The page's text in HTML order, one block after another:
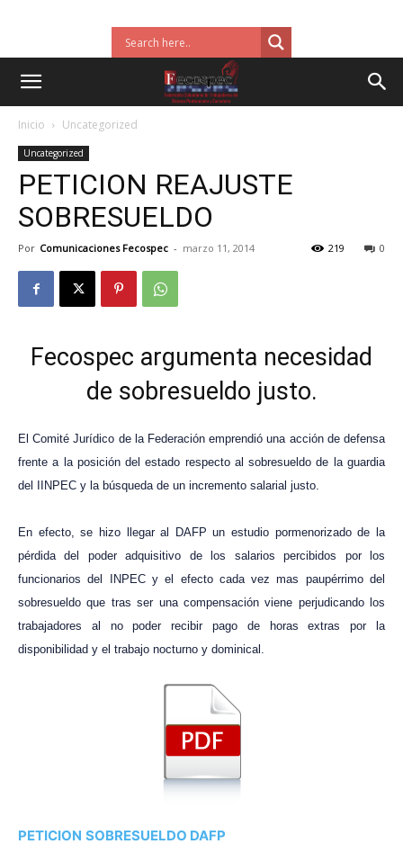
Inicio Uncategorized
Uncategorized
PETICION REAJUSTE
SOBRESUELDO
Por Comunicaciones Fecospec - marzo 11, 2014 0
219
Fecospec argumenta necesidad
de sobresueldo justo.
El Comité Jurídico de la Federación emprendió una acción de defensa
frente a la posición del estado respecto al sobresueldo de la guardia
del IINPEC y la búsqueda de un incremento salarial justo.
En efecto, se hizo llegar al DAFP un estudio pormenorizado de la
pérdida del poder adquisitivo de los salarios percibidos por los
funcionarios del INPEC y el efecto cada vez mas paupérrimo del
sobresueldo que tras ser una compensación viene perjudicando los
trabajadores al no poder recibir pago de horas extras por la
disponibilidad y el trabajo nocturno y dominical.
PETICION SOBRESUELDO DAFP